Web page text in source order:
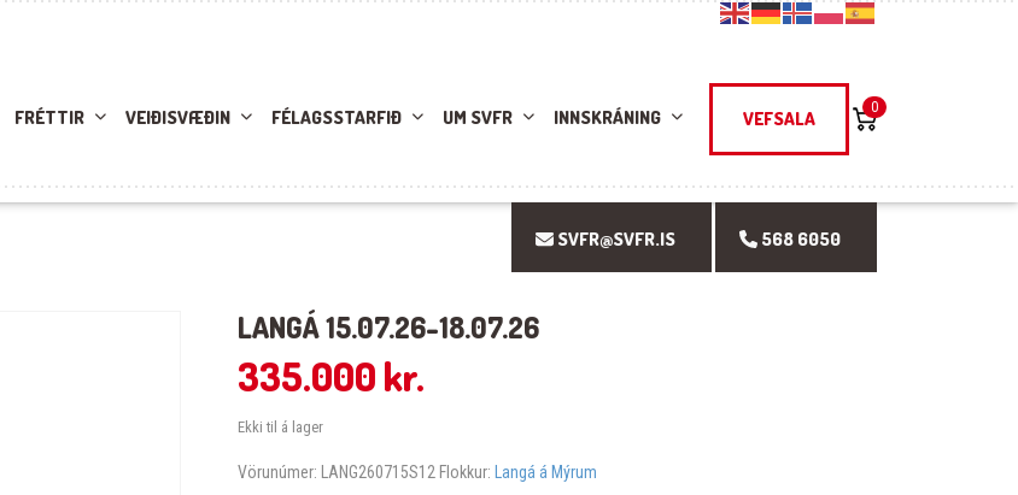
FRÉTTIR VEIÐISVÆÐIN FÉLAGSSTARFIÐ UM SVFR INNSKRÁNING VEFSALA
0
SVFR@SVFR.IS 568 6050
LANGÁ 15.07.26-18.07.26
335.000kr.
Ekki til á lager
Vörunúmer: LANG260715S12 Flokkur: Langá á Mýrum